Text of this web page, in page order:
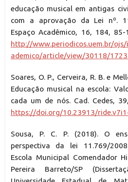
educação musical em antigas
com a aprovação da Lei nº.
Espaço Acadêmico, 16, 184, 85-
http://www.periodicos.uem.br/ojs/
ademico/article/view/30118/
Soares, O. P., Cerveira, R. B. e
Educação musical na escola:
cada um de nós. Cad. Cedes,
https://doi.org/10.23913/
Sousa, P. C. P. (2018). O
perspectiva da lei 11.769/
Escola Municipal Comendador
Pereira Barreto/SP